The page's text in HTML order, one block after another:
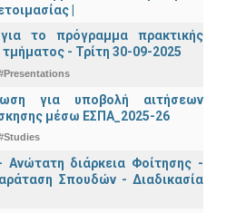
|
το πρόγραμμα πρακτικής
- Τρίτη 30-09-2025
για υποβολή αιτήσεων
μέσω ΕΣΠΑ_2025-26
Ανώτατη διάρκεια Φοίτησης -
Σπουδών - Διαδικασία